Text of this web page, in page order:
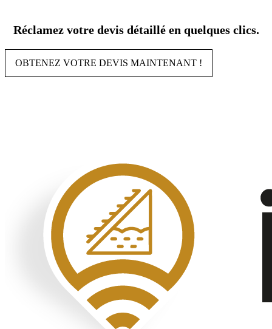
contenu
Réclamez votre devis détaillé en quelques clics.
OBTENEZ VOTRE DEVIS MAINTENANT !